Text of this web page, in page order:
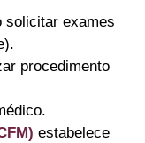
solicitar exames
procedimento
estabelece